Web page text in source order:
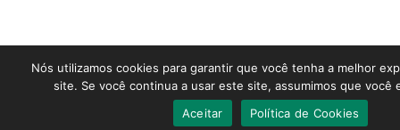
Nós utilizamos cookies para garantir que você tenha a melhor
site. Se você continua a usar este site, assumimos que você
Aceitar
Política de Cookies